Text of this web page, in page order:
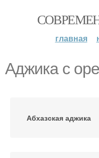
главная
Аджика с
Абхазская аджика